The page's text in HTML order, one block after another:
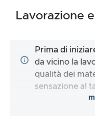
Lavorazione
Prima di
da vicino la
qualità dei
sensazione al